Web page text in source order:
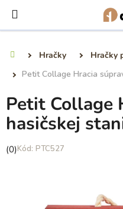
obsah
Hračky Hračky
Petit Collage Hracia
Petit Collage
hasičskej
Priemerné
(0) PTC527